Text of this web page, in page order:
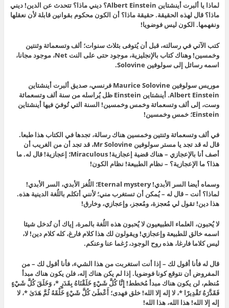
لماذا يا ألبرت أينشتاين Albert Einstein؟ ديني ماذا؟ تتحدث عن الدين! ديني
ماذا؟ قال لهذه الحقيقة. حقيقة ماذا؟ أن الكون محكوم بقوانين قابلة لأن نعقلها
ونفهمها. الكون ليس فوضويا!
كتب الآتي في رسالته، قبل أن يُتوفى بثلاث سنوات؛ ألف وتسعمائة وثنتين
وخمسين! وهناك كتاب بالإنجليزية، موجود حتى على النت Net، موجود مجانا،
اسمه رسائل إلى سولوفين Solovine.
موريس سولوفين Maurice Solovine فرنسي، صديق ألبرت أينشتاين
Albert Einstein. أينشتاين Einstein ظل يُراسله من سنة ألف وتسعمائة
وست، إلى ألف وتسعمائة وخمس وخمسين! السنة التي تُوفيَ فيها أينشتاين
Einstein؛ خمس وخمسين!
في ألف وتسعمائة وثنتين وخمسين هناك رسالة، تجدها في الكتاب هذا طبعا.
قال له قد تجد يا مستر سولوفين Mr Solovine، قد تجد أن من الغريب أن
أصف أنا بالإعجازي – هناك قضية إعجازية! Miraculous؛ إعجازية! قال له. ما
هذا؟ ما الإعجازية؟ – نظام الطبيعة! نظام الكون!
وسماه أيضا السر الأبدي! Eternal mystery؛ اللُغز الأبدي، السر الأبدي!
لماذا؟ أنت – قال له – يُمكن أن تستغرب مني؛ لأنني أتكلم باللُغة الدينية هذه.
هذا دين! تقول لي مُعجزة، ومُعجز، وإعجازي، وخارق!
لا يُحبون، العلماء الطبيعيون لا يُحبون هذه اللُغة بالمرة، إياك أن تُدخل شيئا
اسمه خالق للطبيعة وإعجازي! ويقولون لك هذا كلام فارغ، كله كلام دين! لا،
ليس كلاما فارغا، هذه روح الوجود، رُغما عنا وعنكم.
قال له فأنا أقول لك – إذا أنت استغربت من هذا الشيء، فأنا أقول لك – من
المفروض أن نتوقع كونا فوضويا. إذا لم يكن هناك إله، فلن يكون هناك مبدأ
مُنظم، لن يكون هناك مبدأ مُخطط! إِنَّا كُلَّ شَيْءٍ خَلَقْنَاهُ بِقَدَرٍ *، وَخَلَقَ كُلَّ شَيْءٍ
فَقَدَّرَهُ تَقْدِيرًا *، لا إله إلا الله! خلق فهدى؛ أَعْطَىٰ كُلَّ شَيْءٍ خَلْقَهُ ثُمَّ هَدَىٰ *، لا
إله إلا الله! هذا الله، هذا الله!